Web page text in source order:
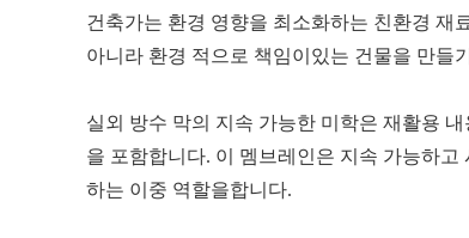
건축가는 환경 영향을 최소화하는 친환경 재
아니라 환경 적으로 책임이있는 건물을 만들
실외 방수 막의 지속 가능한 미학은 재활용
을 포함합니다. 이 멤브레인은 지속 가능하
하는 이중 역할을합니다.